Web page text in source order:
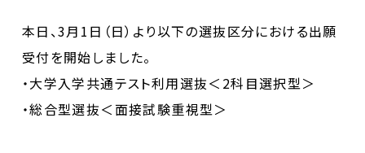
本日、3月1日（日）より以下の選抜区分における出願
受付を開始しました。
・大学入学共通テスト利用選抜＜2科目選択型＞
・総合型選抜＜面接試験重視型＞